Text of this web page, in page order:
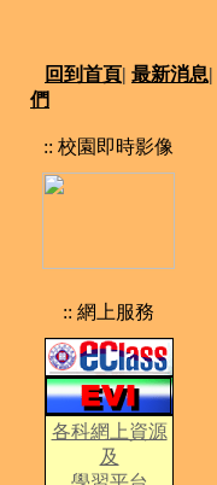
回到首頁| 最新消息|
們
:: 校園即時影像
:: 網上服務
各科網上資源
及